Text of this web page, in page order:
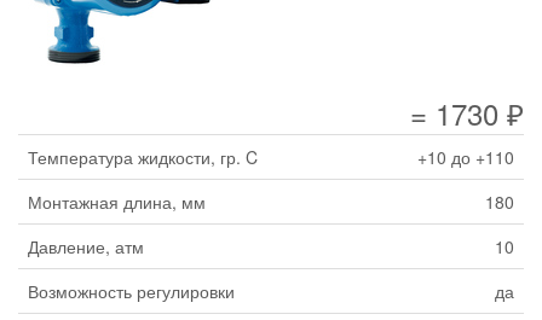
= 1730 ₽
Температура жидкости, гр. C
+10 до +110
Монтажная длина, мм
180
Давление, атм
10
Возможность регулировки
да